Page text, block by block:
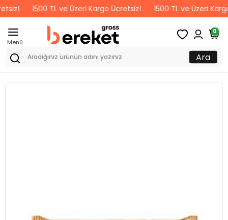
1500 TL ve Üzeri Kargo Ücretsiz! 1500 TL ve Üzeri Kargo
Menü
0
Ara